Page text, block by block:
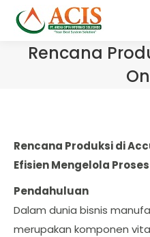
Rencana
Rencana Produksi di
Efisien Mengelola
Pendahuluan
Dalam dunia bisnis
merupakan komponen